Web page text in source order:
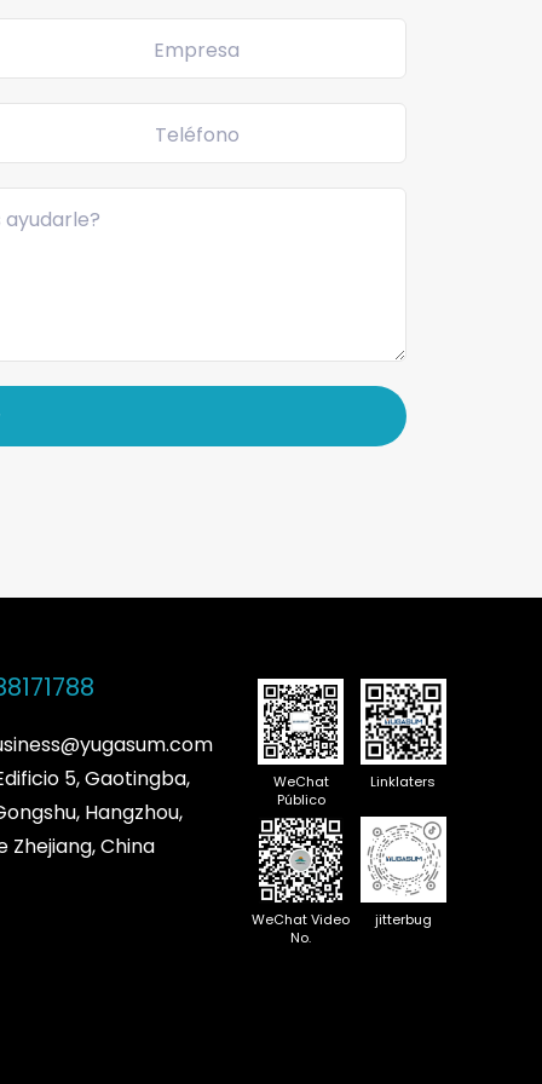
5, Gaotingba,
Hangzhou,
Zhejiang, China
WeChat
Público
Linklaters
WeChat Video
No.
jitterbug